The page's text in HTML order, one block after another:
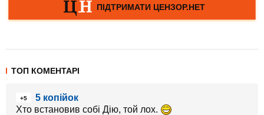
ТОП КОМЕНТАРІ
+5
5 копійок
Хто встановив собі Дію, той лох.